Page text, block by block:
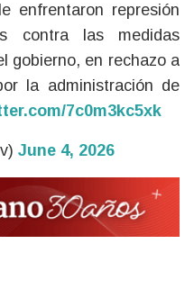
enfrentaron represión
contra las medidas
gobierno, en rechazo a
la administración de
7c0m3kc5xk
June 4, 2026